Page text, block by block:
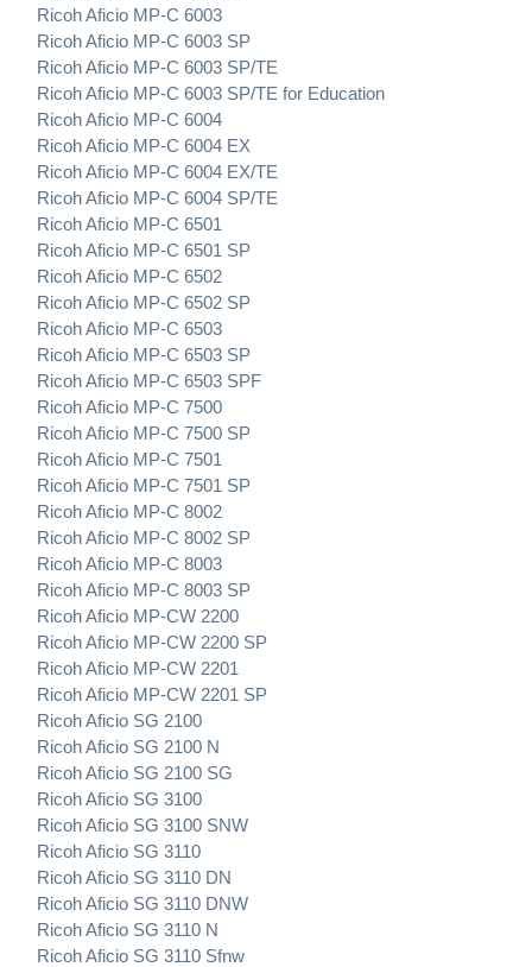
Ricoh Aficio MP-C 6003
Ricoh Aficio MP-C 6003 SP
Ricoh Aficio MP-C 6003 SP/TE
Ricoh Aficio MP-C 6003 SP/TE for Education
Ricoh Aficio MP-C 6004
Ricoh Aficio MP-C 6004 EX
Ricoh Aficio MP-C 6004 EX/TE
Ricoh Aficio MP-C 6004 SP/TE
Ricoh Aficio MP-C 6501
Ricoh Aficio MP-C 6501 SP
Ricoh Aficio MP-C 6502
Ricoh Aficio MP-C 6502 SP
Ricoh Aficio MP-C 6503
Ricoh Aficio MP-C 6503 SP
Ricoh Aficio MP-C 6503 SPF
Ricoh Aficio MP-C 7500
Ricoh Aficio MP-C 7500 SP
Ricoh Aficio MP-C 7501
Ricoh Aficio MP-C 7501 SP
Ricoh Aficio MP-C 8002
Ricoh Aficio MP-C 8002 SP
Ricoh Aficio MP-C 8003
Ricoh Aficio MP-C 8003 SP
Ricoh Aficio MP-CW 2200
Ricoh Aficio MP-CW 2200 SP
Ricoh Aficio MP-CW 2201
Ricoh Aficio MP-CW 2201 SP
Ricoh Aficio SG 2100
Ricoh Aficio SG 2100 N
Ricoh Aficio SG 2100 SG
Ricoh Aficio SG 3100
Ricoh Aficio SG 3100 SNW
Ricoh Aficio SG 3110
Ricoh Aficio SG 3110 DN
Ricoh Aficio SG 3110 DNW
Ricoh Aficio SG 3110 N
Ricoh Aficio SG 3110 Sfnw